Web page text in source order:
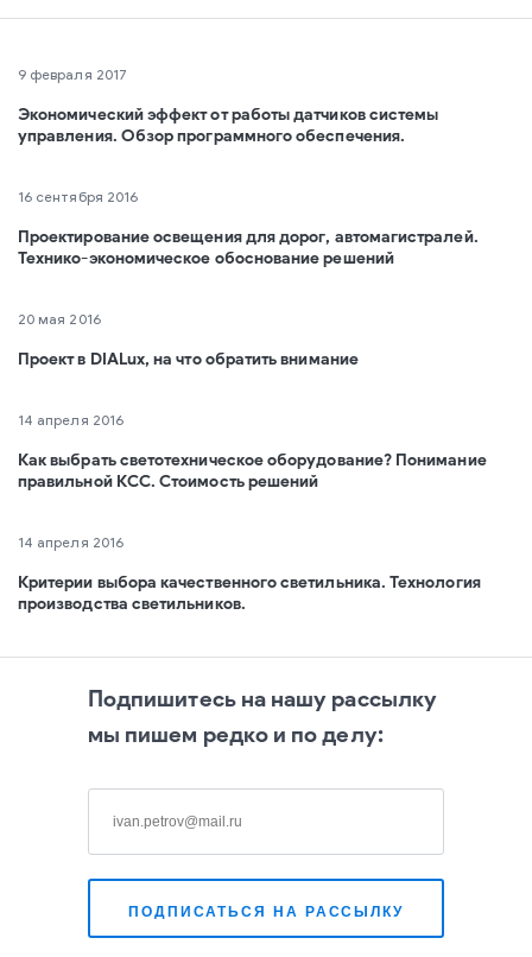
9 февраля 2017
Экономический эффект от работы датчиков системы
управления. Обзор программного обеспечения.
16 сентября 2016
Проектирование освещения для дорог, автомагистралей.
Технико-экономическое обоснование решений
20 мая 2016
Проект в DIALux, на что обратить внимание
14 апреля 2016
Как выбрать светотехническое оборудование? Понимание
правильной КСС. Стоимость решений
14 апреля 2016
Критерии выбора качественного светильника. Технология
производства светильников.
Подпишитесь на нашу рассылку
мы пишем редко и по делу: